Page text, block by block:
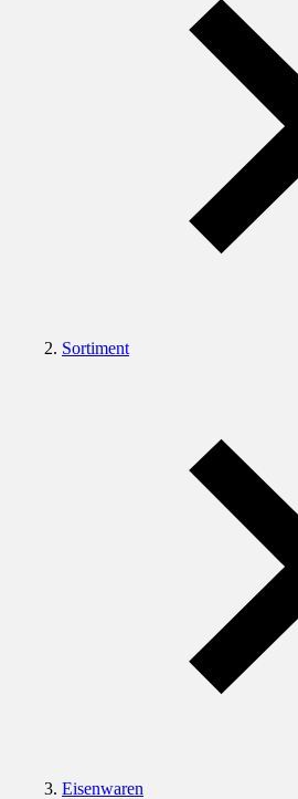
Sortiment
Eisenwaren